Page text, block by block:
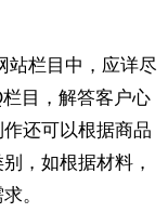
栏目中，应详尽
目，解答客户心
还可以根据商品
，如根据材料，
。